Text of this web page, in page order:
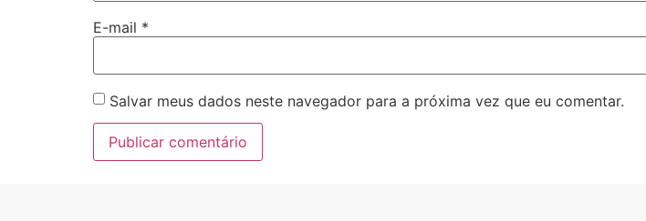
E-mail *
Salvar meus dados neste navegador para a próxima vez que eu comentar.